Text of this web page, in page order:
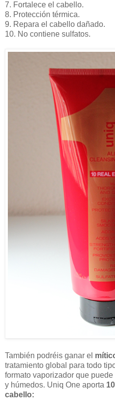
7. Fortalece el cabello.
8. Protección térmica.
9. Repara el cabello dañado.
10. No contiene sulfatos.
También podréis ganar el
tratamiento global para todo
formato vaporizador que
y húmedos. Uniq One aporta
cabello: